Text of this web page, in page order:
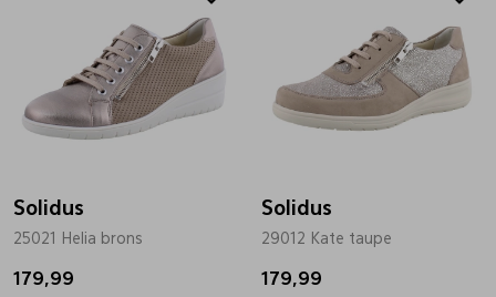
Solidus
25021 Helia brons
179,99
Solidus
29012 Kate taupe
179,99